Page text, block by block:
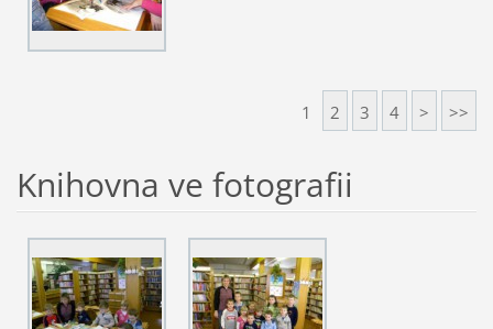
1 2 3 4 > >>
Knihovna ve fotografii